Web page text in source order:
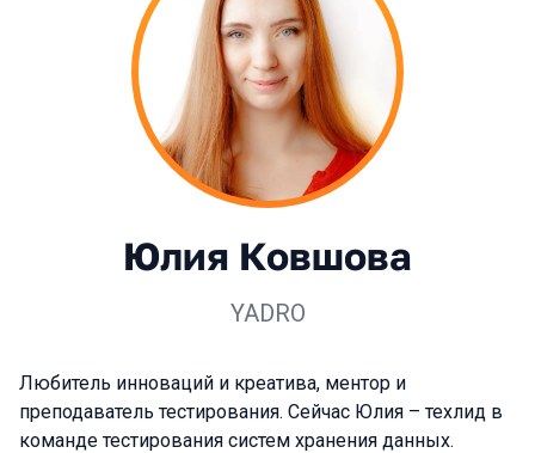
Юлия Ковшова
YADRO
Любитель инноваций и креатива, ментор и
преподаватель тестирования. Сейчас Юлия – техлид в
команде тестирования систем хранения данных.